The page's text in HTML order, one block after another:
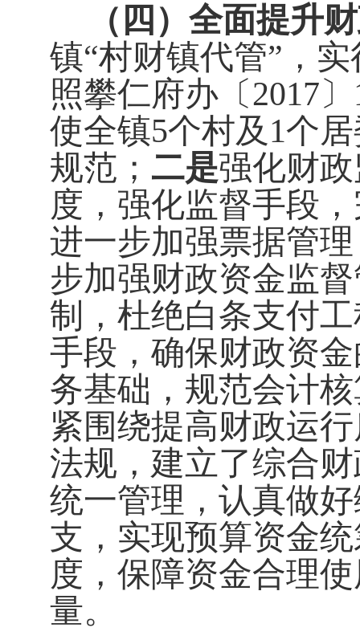
（四）全面提升
镇“村财镇代管” ， 实
照攀仁府办〔2017〕
使全镇5个村及 1个
规范； 二是强化财
度，强化监督手段
进一步加强票据管
步加强财政资金监
制，杜绝白条支付
手段，确保财政资
务基础，规范会计
紧围绕提高财政运
法规，建立了综合
统一管理，认真做
支，实现预算资金
度，保障资金合理
量。